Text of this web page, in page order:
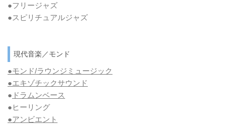
●フリージャズ
●スピリチュアルジャズ
現代音楽／モンド
●モンド/ラウンジミュージック
●エキゾチックサウンド
● ドラムンベース
●ヒーリング
●アンビエント